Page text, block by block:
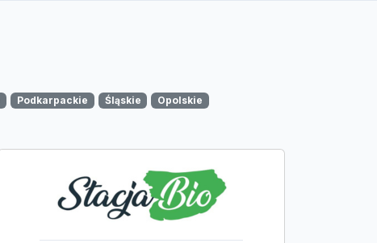
Podkarpackie Śląskie
Opolskie